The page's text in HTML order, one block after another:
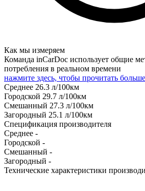
Как мы измеряем
Команда inCarDoc использует общие
потребления в реальном времени
нажмите здесь, чтобы прочитать
Среднее 26.3 л/100км
Городской 29.7 л/100км
Смешанный 27.3 л/100км
Загородный 25.1 л/100км
Спецификация производителя
Среднее -
Городской -
Смешанный -
Загородный -
Технические характеристики